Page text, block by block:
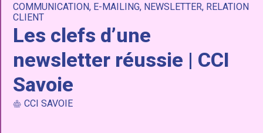
COMMUNICATION, E-MAILING, NEWSLETTER, RELATION
CLIENT
Les clefs d’une
newsletter réussie | CCI
Savoie
CCI SAVOIE